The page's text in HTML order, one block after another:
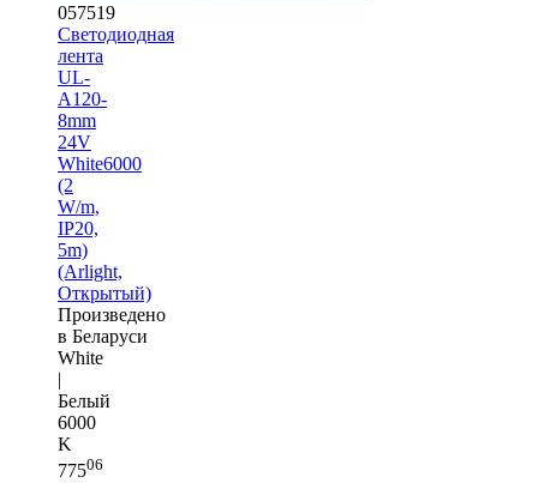
057519
Светодиодная
лента
UL-
A120-
8mm
24V
White6000
(2
W/m,
IP20,
5m)
(Arlight,
Открытый)
Произведено
в Беларуси
White
|
Белый
6000
K
77506